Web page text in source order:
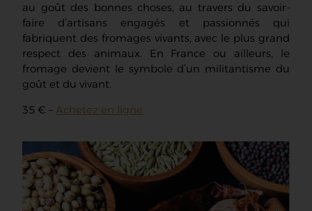
au goût des bonnes choses, au travers du savoir-
faire d’artisans engagés et passionnés qui
fabriquent des fromages vivants, avec le plus grand
respect des animaux. En France ou ailleurs, le
fromage devient le symbole d’un militantisme du
goût et du vivant.
35 € – Achetez en ligne